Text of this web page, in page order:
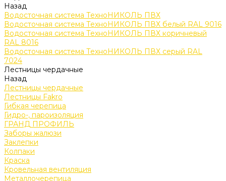
Назад
Водосточная система ТехноНИКОЛЬ ПВХ
Водосточная система ТехноНИКОЛЬ ПВХ белый RAL 9016
Водосточная система ТехноНИКОЛЬ ПВХ коричневый
RAL 8016
Водосточная система ТехноНИКОЛЬ ПВХ серый RAL
7024
Лестницы чердачные
Назад
Лестницы чердачные
Лестницы Fakro
Гибкая черепица
Гидро-, пароизоляция
ГРАНД ПРОФИЛЬ
Заборы жалюзи
Заклепки
Колпаки
Краска
Кровельная вентиляция
Металлочерепица